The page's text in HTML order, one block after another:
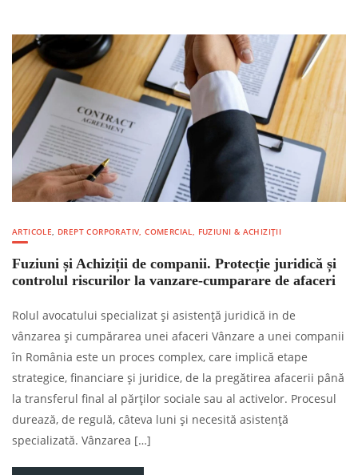
ARTICOLE, DREPT CORPORATIV, COMERCIAL, FUZIUNI & ACHIZIȚII
Fuziuni și Achiziții de companii. Protecție juridică și
controlul riscurilor la vanzare-cumparare de afaceri
Rolul avocatului specializat și asistență juridică in de
vânzarea și cumpărarea unei afaceri Vânzare a unei companii
în România este un proces complex, care implică etape
strategice, financiare și juridice, de la pregătirea afacerii până
la transferul final al părților sociale sau al activelor. Procesul
durează, de regulă, câteva luni și necesită asistență
specializată. Vânzarea […]